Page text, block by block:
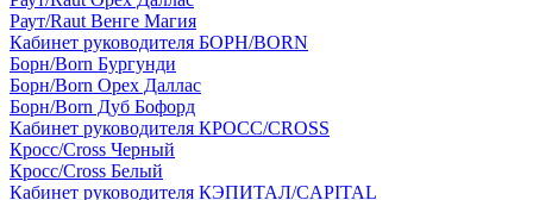
Раут/Raut Венге Магия
Кабинет руководителя БОРН/BORN
Борн/Born Бургунди
Борн/Born Орех Даллас
Борн/Born Дуб Бофорд
Кабинет руководителя КРОСС/CROSS
Кросс/Cross Черный
Кросс/Cross Белый
Кабинет руководителя КЭПИТАЛ/CAPITAL